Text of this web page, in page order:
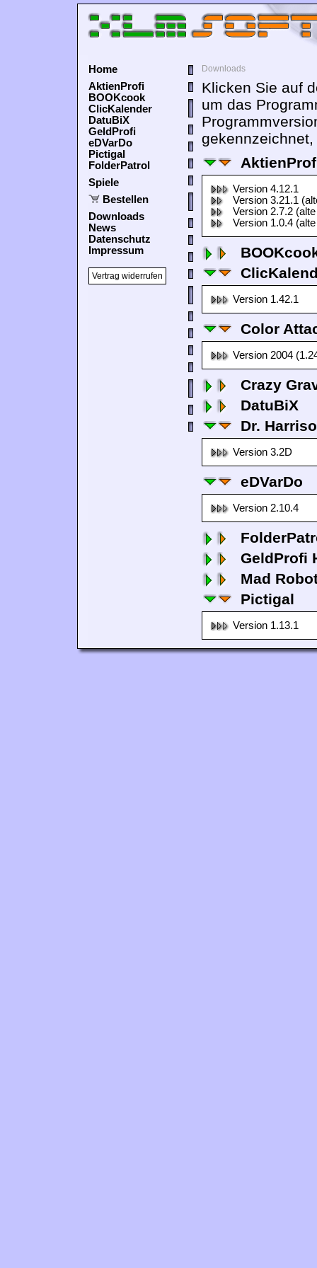
Home
AktienProfi
BOOKcook
ClicKalender
DatuBiX
GeldProfi
eDVarDo
Pictigal
FolderPatrol
Spiele
Bestellen
Downloads
News
Datenschutz
Impressum
Vertrag widerrufen
Downloads
Klicken Sie auf
um das
Version 4.12.1
Version 3.21.1
Version 2.7.2
Version 1.0.4
Version 1.42.1
Color
Version 2004
Crazy
DatuBiX
Dr.
Version 3.2D
eDVarDo
Version 2.10.4
GeldProfi
Mad
Pictigal
Version 1.13.1